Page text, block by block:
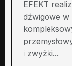
EFEKT
dźwigowe w
i zwyżki...